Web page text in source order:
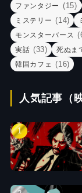
ファンタジー (15)
ミステリー (14)
モンスターバース
実話 (33) 死ぬま
韓国カフェ (16)
人気記事（